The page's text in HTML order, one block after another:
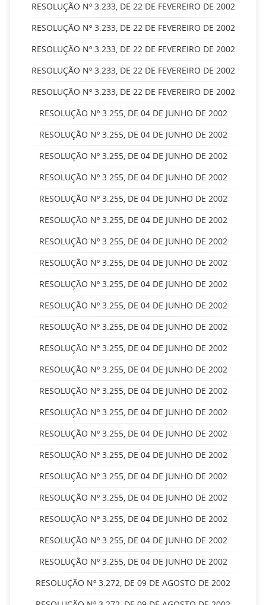
RESOLUÇÃO Nº 3.233, DE 22 DE FEVEREIRO DE 2002
RESOLUÇÃO Nº 3.233, DE 22 DE FEVEREIRO DE 2002
RESOLUÇÃO Nº 3.233, DE 22 DE FEVEREIRO DE 2002
RESOLUÇÃO Nº 3.233, DE 22 DE FEVEREIRO DE 2002
RESOLUÇÃO Nº 3.233, DE 22 DE FEVEREIRO DE 2002
RESOLUÇÃO Nº 3.255, DE 04 DE JUNHO DE 2002
RESOLUÇÃO Nº 3.255, DE 04 DE JUNHO DE 2002
RESOLUÇÃO Nº 3.255, DE 04 DE JUNHO DE 2002
RESOLUÇÃO Nº 3.255, DE 04 DE JUNHO DE 2002
RESOLUÇÃO Nº 3.255, DE 04 DE JUNHO DE 2002
RESOLUÇÃO Nº 3.255, DE 04 DE JUNHO DE 2002
RESOLUÇÃO Nº 3.255, DE 04 DE JUNHO DE 2002
RESOLUÇÃO Nº 3.255, DE 04 DE JUNHO DE 2002
RESOLUÇÃO Nº 3.255, DE 04 DE JUNHO DE 2002
RESOLUÇÃO Nº 3.255, DE 04 DE JUNHO DE 2002
RESOLUÇÃO Nº 3.255, DE 04 DE JUNHO DE 2002
RESOLUÇÃO Nº 3.255, DE 04 DE JUNHO DE 2002
RESOLUÇÃO Nº 3.255, DE 04 DE JUNHO DE 2002
RESOLUÇÃO Nº 3.255, DE 04 DE JUNHO DE 2002
RESOLUÇÃO Nº 3.255, DE 04 DE JUNHO DE 2002
RESOLUÇÃO Nº 3.255, DE 04 DE JUNHO DE 2002
RESOLUÇÃO Nº 3.255, DE 04 DE JUNHO DE 2002
RESOLUÇÃO Nº 3.255, DE 04 DE JUNHO DE 2002
RESOLUÇÃO Nº 3.255, DE 04 DE JUNHO DE 2002
RESOLUÇÃO Nº 3.255, DE 04 DE JUNHO DE 2002
RESOLUÇÃO Nº 3.255, DE 04 DE JUNHO DE 2002
RESOLUÇÃO Nº 3.255, DE 04 DE JUNHO DE 2002
RESOLUÇÃO Nº 3.272, DE 09 DE AGOSTO DE 2002